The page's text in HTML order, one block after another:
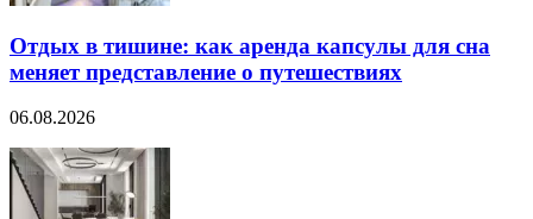
Отдых в тишине: как аренда капсулы для сна
меняет представление о путешествиях
06.08.2026